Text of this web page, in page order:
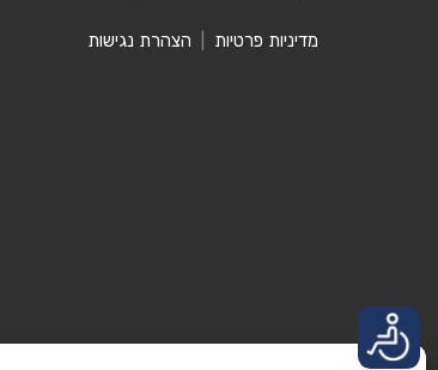
מדיניות פרטיות הצהרת נגישות